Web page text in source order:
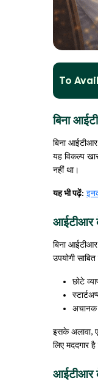
To
बिना
बिना
यह विकल्प
नहीं था।
यह भी पढ़ें:
आईटीआर
बिना
उपयोगी साबित
छोटे
अचानक
इसके अलावा,
लिए मददगार
आईटीआर